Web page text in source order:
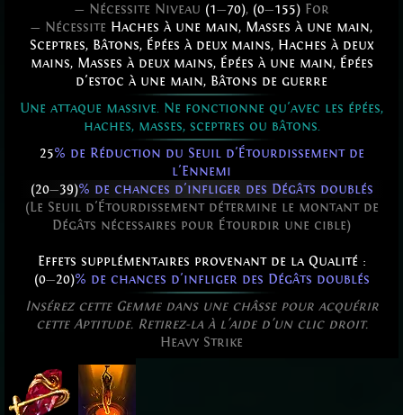
— Nécessite Niveau (1—70), (0—155)For
— Nécessite Haches à une main, Masses à une main,
Sceptres, Bâtons, Épées à deux mains, Haches à deux
mains, Masses à deux mains, Épées à une main, Épées
d'estoc à une main, Bâtons de guerre
Une attaque massive. Ne fonctionne qu'avec les épées,
haches, masses, sceptres ou bâtons.
25% de Réduction du Seuil d'Étourdissement de
l'Ennemi
(20—39)% de chances d'infliger des Dégâts doublés
(Le Seuil d'Étourdissement détermine le montant de
Dégâts nécessaires pour Étourdir une cible)
Effets supplémentaires provenant de la Qualité :
(0—20)% de chances d'infliger des Dégâts doublés
Insérez cette Gemme dans une châsse pour acquérir
cette Aptitude. Retirez-la à l'aide d'un clic droit.
Heavy Strike